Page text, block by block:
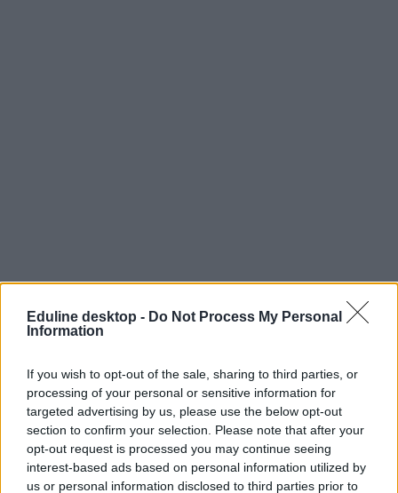
Eduline desktop - Do Not Process My Personal
Information
If you wish to opt-out of the sale, sharing to third parties, or
processing of your personal or sensitive information for
targeted advertising by us, please use the below opt-out
section to confirm your selection. Please note that after your
opt-out request is processed you may continue seeing
interest-based ads based on personal information utilized by
us or personal information disclosed to third parties prior to